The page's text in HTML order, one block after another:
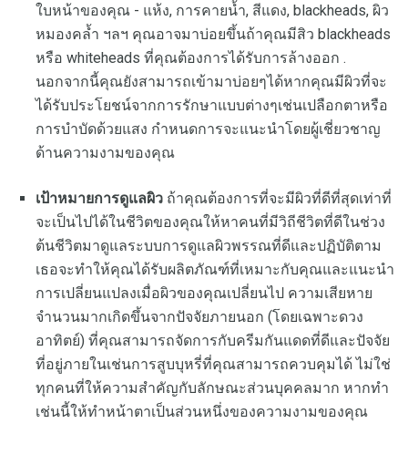
ใบหน้าของคุณ - แห้ง, การคายน้ำ, สีแดง, blackheads, ผิว
หมองคล้ำ ฯลฯ คุณอาจมาบ่อยขึ้นถ้าคุณมีสิว blackheads
หรือ whiteheads ที่คุณต้องการได้รับการล้างออก .
นอกจากนี้คุณยังสามารถเข้ามาบ่อยๆได้หากคุณมีผิวที่จะ
ได้รับประโยชน์จากการรักษาแบบต่างๆเช่นเปลือกตาหรือ
การบำบัดด้วยแสง กำหนดการจะแนะนำโดยผู้เชี่ยวชาญ
ด้านความงามของคุณ
เป้าหมายการดูแลผิว ถ้าคุณต้องการที่จะมีผิวที่ดีที่สุดเท่าที่
จะเป็นไปได้ในชีวิตของคุณให้หาคนที่มีวิถีชีวิตที่ดีในช่วง
ต้นชีวิตมาดูแลระบบการดูแลผิวพรรณที่ดีและปฏิบัติตาม
เธอจะทำให้คุณได้รับผลิตภัณฑ์ที่เหมาะกับคุณและแนะนำ
การเปลี่ยนแปลงเมื่อผิวของคุณเปลี่ยนไป ความเสียหาย
จำนวนมากเกิดขึ้นจากปัจจัยภายนอก (โดยเฉพาะดวง
อาทิตย์) ที่คุณสามารถจัดการกับครีมกันแดดที่ดีและปัจจัย
ที่อยู่ภายในเช่นการสูบบุหรี่ที่คุณสามารถควบคุมได้ ไม่ใช่
ทุกคนที่ให้ความสำคัญกับลักษณะส่วนบุคคลมาก หากทำ
เช่นนี้ให้ทำหน้าตาเป็นส่วนหนึ่งของความงามของคุณ